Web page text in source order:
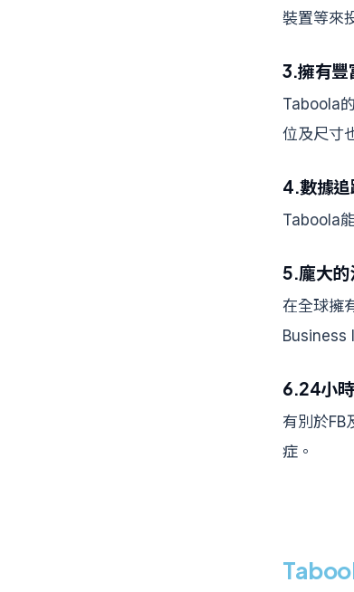
裝置等來
3.擁有豐
Taboola
位及尺寸
4.數據追
Taboola
5.龐大的
在全球擁
Business
6.24小
有別於FB
症。